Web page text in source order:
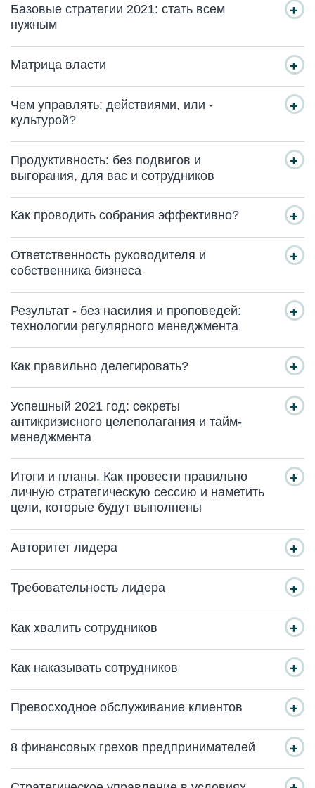
Базовые стратегии 2021: стать всем
нужным
Матрица власти
Чем управлять: действиями, или -
культурой?
Продуктивность: без подвигов и
выгорания, для вас и сотрудников
Как проводить собрания эффективно?
Ответственность руководителя и
собственника бизнеса
Результат - без насилия и проповедей:
технологии регулярного менеджмента
Как правильно делегировать?
Успешный 2021 год: секреты
антикризисного целеполагания и тайм-
менеджмента
Итоги и планы. Как провести правильно
личную стратегическую сессию и наметить
цели, которые будут выполнены
Авторитет лидера
Требовательность лидера
Как хвалить сотрудников
Как наказывать сотрудников
Превосходное обслуживание клиентов
8 финансовых грехов предпринимателей